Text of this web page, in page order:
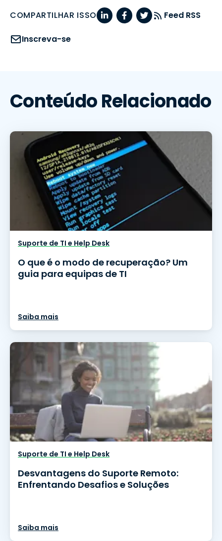
COMPARTILHAR ISSO Feed RSS
Inscreva-se
Conteúdo Relacionado
Suporte de TI e Help Desk
O que é o modo de recuperação? Um
guia para equipas de TI
Saiba mais
Suporte de TI e Help Desk
Desvantagens do Suporte Remoto:
Enfrentando Desafios e Soluções
Saiba mais